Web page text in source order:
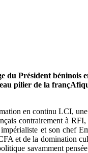
du Président béninois
pilier de la
en continu LCI,
contrairement à
et son chef
et de la domination
savamment